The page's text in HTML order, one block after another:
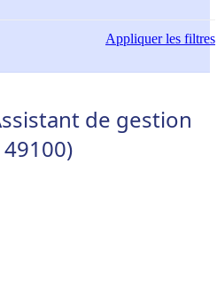
Appliquerles filtres
de gestion